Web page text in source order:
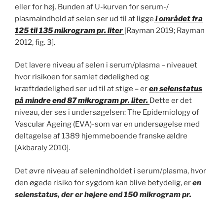
eller for høj. Bunden af U-kurven for serum-/
plasmaindhold af selen ser ud til at ligge i området fra
125 til 135 mikrogram pr. liter [Rayman 2019; Rayman
2012, fig. 3].
Det lavere niveau af selen i serum/plasma – niveauet
hvor risikoen for samlet dødelighed og
kræftdødelighed ser ud til at stige – eren selenstatus
på mindre end 87 mikrogram pr. liter. Dette er det
niveau, der ses i undersøgelsen: The Epidemiology of
Vascular Ageing (EVA)-som var en undersøgelse med
deltagelse af 1389 hjemmeboende franske ældre
[Akbaraly 2010].
Det øvre niveau af selenindholdet i serum/plasma, hvor
den øgede risiko for sygdom kan blive betydelig, eren
selenstatus, der er højere end 150 mikrogram pr.